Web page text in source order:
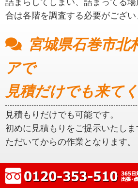
合は各階を調査する必要がござい
宮城県石巻市北
アで
見積だけでも来て
見積もりだけでも可能です。
初めに見積もりをご提示いたし
ただいてからの作業となります。
宮城県石巻市北